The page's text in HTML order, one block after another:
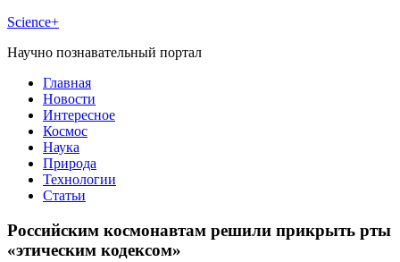
Science+
Научно познавательный портал
Главная
Новости
Интересное
Космос
Наука
Природа
Технологии
Статьи
Российским космонавтам решили прикрыть рты
«этическим кодексом»